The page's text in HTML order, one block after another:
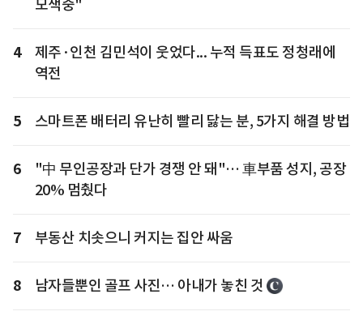
모색중"
4
제주·인천 김민석이 웃었다... 누적 득표도 정청래에
역전
5 스마트폰 배터리 유난히 빨리 닳는 분, 5가지 해결 방법
6
"中 무인공장과 단가 경쟁 안 돼"… 車부품 성지, 공장
20% 멈췄다
7 부동산 치솟으니 커지는 집안 싸움
8 남자들뿐인 골프 사진… 아내가 놓친 것